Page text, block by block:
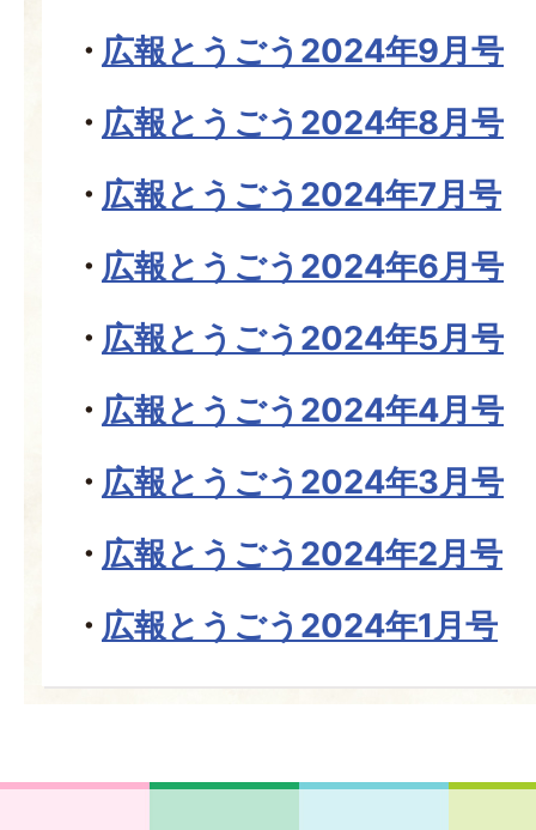
広報とうごう2024年9月号
広報とうごう2024年8月号
広報とうごう2024年7月号
広報とうごう2024年6月号
広報とうごう2024年5月号
広報とうごう2024年4月号
広報とうごう2024年3月号
広報とうごう2024年2月号
広報とうごう2024年1月号